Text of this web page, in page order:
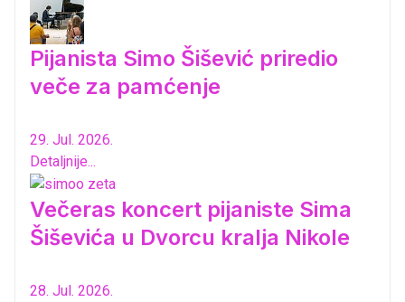
Pijanista Simo Šišević priredio
veče za pamćenje
29. Jul. 2026.
Detaljnije...
Večeras koncert pijaniste Sima
Šiševića u Dvorcu kralja Nikole
28. Jul. 2026.